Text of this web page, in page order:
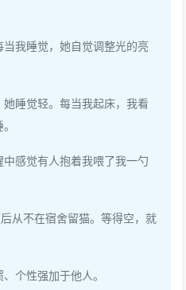
我睡觉，她自觉调整光的亮
睡觉轻。每当我起床，我看
感觉有人抱着我喂了我一勺
从不在宿舍留猫。等得空，就
个性强加于他人。